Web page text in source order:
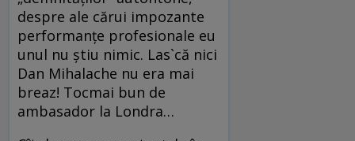
despre ale cărui impozante
performanţe profesionale eu
unul nu ştiu nimic. Las`că nici
Dan Mihalache nu era mai
breaz! Tocmai bun de
ambasador la Londra…